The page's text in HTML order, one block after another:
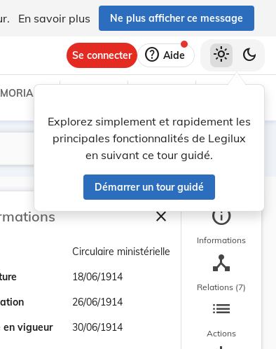
En savoir plus Ne plus afficher ce message
Se connecter help Aide
Explorez simplement et rapidement les
principales fonctionnalités de Legilux
en suivant ce tour guidé.
Démarrer un tour guidé
light_mode dark_mode
C
Lancer la recherche
Filtres
closeFermer la barre
Circulaire ministérielle
18/06/1914
26/06/1914
en vigueur
30/06/1914
info
Informations
device_hub
Relations (7)
list
Actions